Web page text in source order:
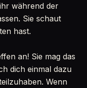
während der
Sie schaut
hast.
an! Sie mag das
dich einmal dazu
Wenn